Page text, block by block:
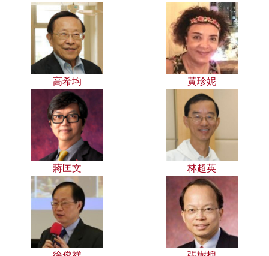
高希均 黃珍妮
蔣匡文 林超英